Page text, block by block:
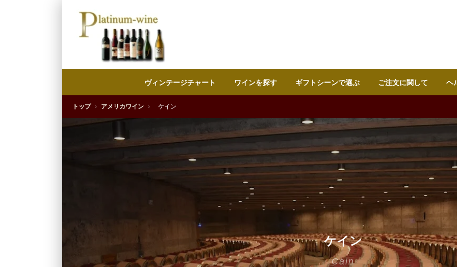
ヴィンテージチャート ワインを探す ギフトシーンで選ぶ ご注文に関して ヘ
トップ › アメリカワイン › ケイン
ケイン
Cain